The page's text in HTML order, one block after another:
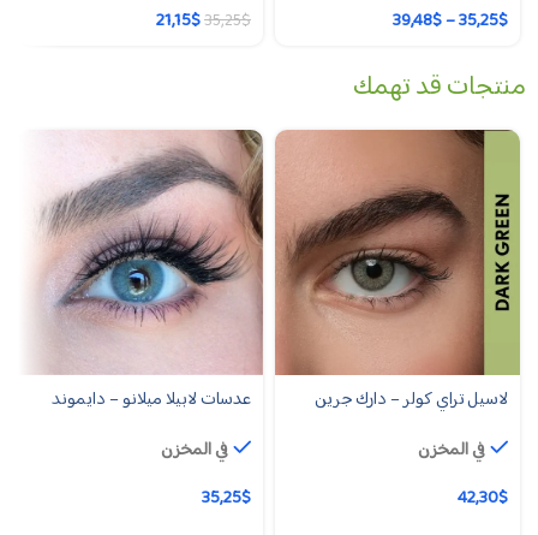
35,25$
–
39,48$
35,25$
21,15$
منتجات قد تهمك
لاسيل تراي كولر – دارك جرين
في المخزن
42,30$
عدسات لابيلا ميلانو – دايموند
في المخزن
35,25$